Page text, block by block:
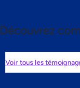
Découvrez
Voir tous les